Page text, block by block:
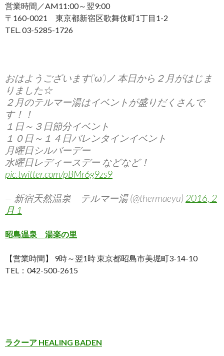
営業時間／AM11:00～翌9:00
〒160-0021 東京都新宿区歌舞伎町1丁目1-2
TEL. 03-5285-1726
おはようございます(‘ω’)ノ 本日から２月がはじま
りました☆
２月のテルマー湯はイベントが盛りだくさんで
す！！
１日～３日節分イベント
１０日～１４日バレンタインイベント
月曜日シルバーデー
水曜日レディースデー などなど！
pic.twitter.com/pBMr6g9zs9
— 新宿天然温泉 テルマー湯 (@thermaeyu) 2016, 2
月 1
昭島温泉 湯楽の里
【営業時間】 9時～翌1時 東京都昭島市美堀町3-14-10
TEL：042-500-2615
ラクーア HEALING BADEN